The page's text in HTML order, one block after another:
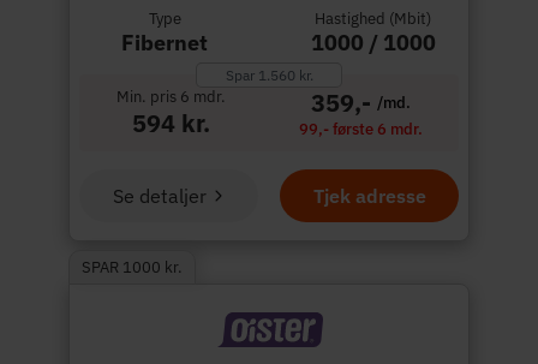
Type
Fibernet
Hastighed (Mbit)
1000 / 1000
Spar 1.560 kr.
Min. pris 6 mdr.
594 kr.
359,- /md.
99,- første 6 mdr.
Tjek adresse
Se detaljer
SPAR 1000 kr.